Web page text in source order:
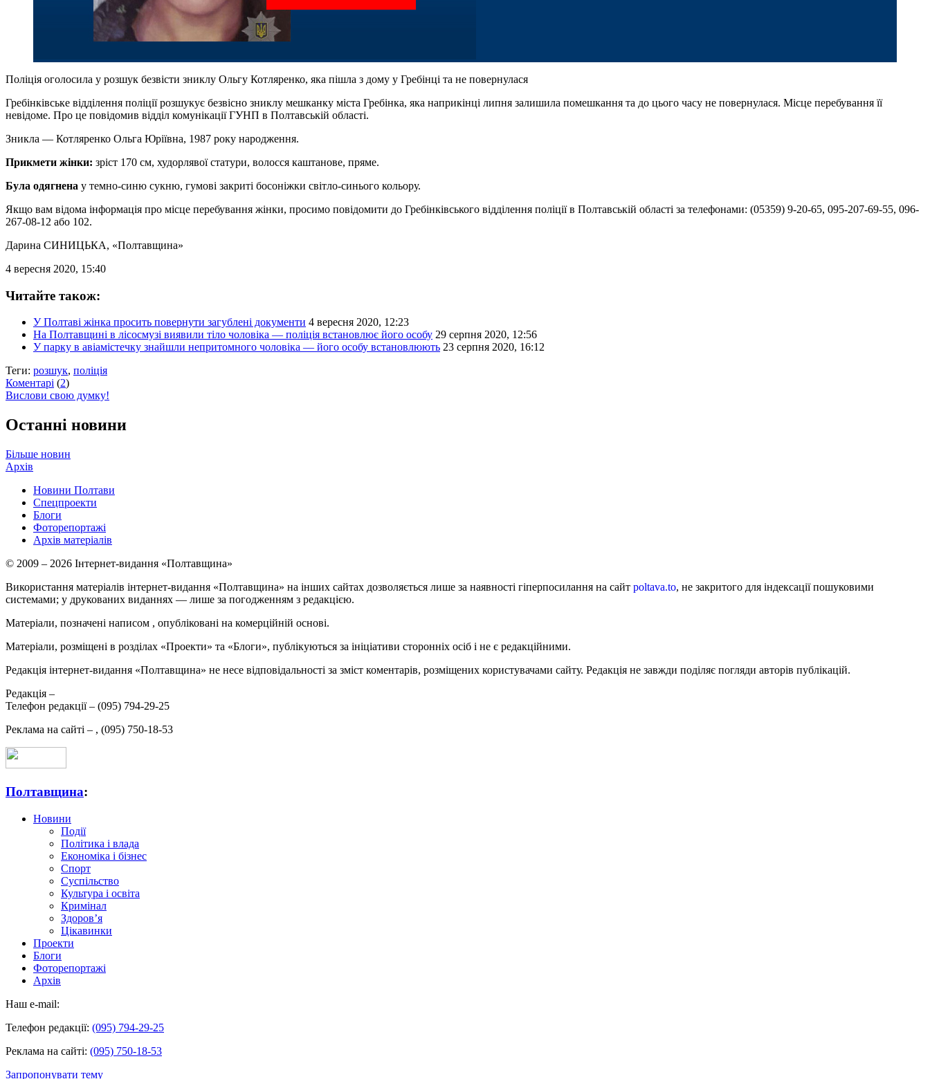
Поліція оголосила у розшук безвісти зниклу Ольгу Котляренко, яка пішла з дому у Гребінці та не повернулася
Гребінківське відділення поліції розшукує безвісно зниклу мешканку міста Гребінка, яка наприкінці липня залишила помешкання та до цього часу не повернулася. Місце перебування її
невідоме. Про це повідомив відділ комунікації ГУНП в Полтавській області.
Зникла — Котляренко Ольга Юріївна, 1987 року народження.
Прикмети жінки: зріст 170 см, худорлявої статури, волосся каштанове, пряме.
Була одягнена у темно-синю сукню, гумові закриті босоніжки світло-синього кольору.
Якщо вам відома інформація про місце перебування жінки, просимо повідомити до Гребінківського відділення поліції в Полтавській області за телефонами: (05359) 9-20-65, 095-207-69-55, 096-
267-08-12 або 102.
Дарина СИНИЦЬКА, «Полтавщина»
4 вересня 2020, 15:40
Читайте також:
У Полтаві жінка просить повернути загублені документи 4 вересня 2020, 12:23
На Полтавщині в лісосмузі виявили тіло чоловіка — поліція встановлює його особу 29 серпня 2020, 12:56
У парку в авіамістечку знайшли непритомного чоловіка — його особу встановлюють 23 серпня 2020, 16:12
Теги: розшук, поліція
Коментарі (2)
Вислови свою думку!
Останні новини
Більше новин
Архів
Новини Полтави
Спецпроекти
Блоги
Фоторепортажі
Архів матеріалів
© 2009 – 2026 Інтернет-видання «Полтавщина»
Використання матеріалів інтернет-видання «Полтавщина» на інших сайтах дозволяється лише за наявності гіперпосилання на сайт poltava.to, не закритого для індексації пошуковими
системами; у друкованих виданнях — лише за погодженням з редакцією.
Матеріали, позначені написом , опубліковані на комерційній основі.
Матеріали, розміщені в розділах «Проекти» та «Блоги», публікуються за ініціативи сторонніх осіб і не є редакційними.
Редакція інтернет-видання «Полтавщина» не несе відповідальності за зміст коментарів, розміщених користувачами сайту. Редакція не завжди поділяє погляди авторів публікацій.
Редакція –
Телефон редакції – (095) 794-29-25
Реклама на сайті – , (095) 750-18-53
Полтавщина:
Новини
Події
Політика і влада
Економіка і бізнес
Спорт
Суспільство
Культура і освіта
Кримінал
Здоров’я
Цікавинки
Проекти
Блоги
Фоторепортажі
Архів
Наш e-mail:
Телефон редакції: (095) 794-29-25
Реклама на сайті: (095) 750-18-53
Запропонувати тему